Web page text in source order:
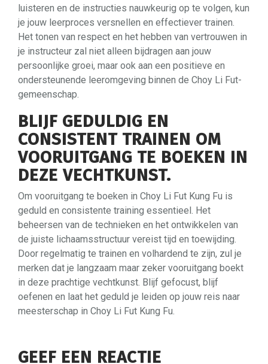
luisteren en de instructies nauwkeurig op te volgen, kun
je jouw leerproces versnellen en effectiever trainen.
Het tonen van respect en het hebben van vertrouwen in
je instructeur zal niet alleen bijdragen aan jouw
persoonlijke groei, maar ook aan een positieve en
ondersteunende leeromgeving binnen de Choy Li Fut-
gemeenschap.
BLIJF GEDULDIG EN
CONSISTENT TRAINEN OM
VOORUITGANG TE BOEKEN IN
DEZE VECHTKUNST.
Om vooruitgang te boeken in Choy Li Fut Kung Fu is
geduld en consistente training essentieel. Het
beheersen van de technieken en het ontwikkelen van
de juiste lichaamsstructuur vereist tijd en toewijding.
Door regelmatig te trainen en volhardend te zijn, zul je
merken dat je langzaam maar zeker vooruitgang boekt
in deze prachtige vechtkunst. Blijf gefocust, blijf
oefenen en laat het geduld je leiden op jouw reis naar
meesterschap in Choy Li Fut Kung Fu.
GEEF EEN REACTIE